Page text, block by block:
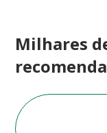
Milhares